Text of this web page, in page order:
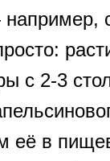
с 2-3
её в